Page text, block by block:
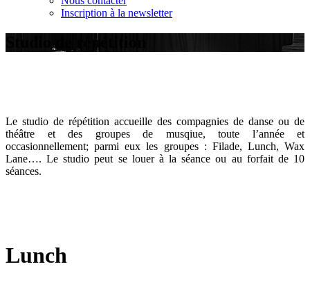
Inscription à la newsletter
Studio de répétition
Le studio de répétition accueille des compagnies de danse ou de
théâtre et des groupes de musqiue, toute l’année et
occasionnellement; parmi eux les groupes : Filade, Lunch, Wax
Lane…. Le studio peut se louer à la séance ou au forfait de 10
séances.
Lunch